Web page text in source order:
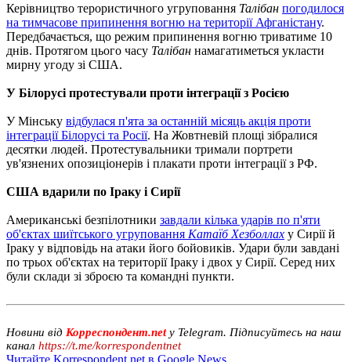
Керівництво терористичного угруповання Талібан погодилося
на тимчасове припинення вогню на території Афганістану.
Передбачається, що режим припинення вогню триватиме 10
днів. Протягом цього часу Талібан намагатиметься укласти
мирну угоду зі США.
У Білорусі протестували проти інтеграції з Росією
У Мінську відбулася п'ята за останній місяць акція проти
інтеграції Білорусі та Росії. На Жовтневій площі зібралися
десятки людей. Протестувальники тримали портрети
ув'язнених опозиціонерів і плакати проти інтеграції з РФ.
США вдарили по Іраку і Сирії
Американські безпілотники завдали кілька ударів по п'яти
об'єктах шиїтського угруповання Катаїб Хезболлах у Сирії й
Іраку у відповідь на атаки його бойовиків. Удари були завдані
по трьох об'єктах на території Іраку і двох у Сирії. Серед них
були склади зі зброєю та командні пункти.
Новини від Корреспондент.netу Telegram. Підписуйтесь на наш
канал https://t.me/korrespondentnet
Читайте Korrespondent.net в Google News